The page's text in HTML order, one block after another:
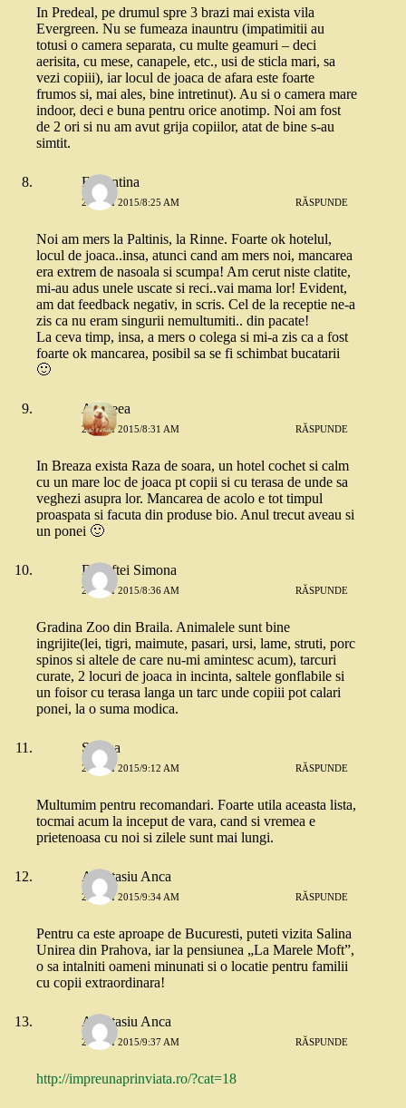
In Predeal, pe drumul spre 3 brazi mai exista vila
Evergreen. Nu se fumeaza inauntru (impatimitii au
totusi o camera separata, cu multe geamuri – deci
aerisita, cu mese, canapele, etc., usi de sticla mari, sa
vezi copiii), iar locul de joaca de afara este foarte
frumos si, mai ales, bine intretinut). Au si o camera mare
indoor, deci e buna pentru orice anotimp. Noi am fost
de 2 ori si nu am avut grija copiilor, atat de bine s-au
simtit.
Florentina
21 MAI 2015/8:25 AM RĂSPUNDE
Noi am mers la Paltinis, la Rinne. Foarte ok hotelul,
locul de joaca..insa, atunci cand am mers noi, mancarea
era extrem de nasoala si scumpa! Am cerut niste clatite,
mi-au adus unele uscate si reci..vai mama lor! Evident,
am dat feedback negativ, in scris. Cel de la receptie ne-a
zis ca nu eram singurii nemultumiti.. din pacate!
La ceva timp, insa, a mers o colega si mi-a zis ca a fost
foarte ok mancarea, posibil sa se fi schimbat bucatarii
🙂
Andreea
21 MAI 2015/8:31 AM RĂSPUNDE
In Breaza exista Raza de soara, un hotel cochet si calm
cu un mare loc de joaca pt copii si cu terasa de unde sa
veghezi asupra lor. Mancarea de acolo e tot timpul
proaspata si facuta din produse bio. Anul trecut aveau si
un ponei 🙂
Doroftei Simona
21 MAI 2015/8:36 AM RĂSPUNDE
Gradina Zoo din Braila. Animalele sunt bine
ingrijite(lei, tigri, maimute, pasari, ursi, lame, struti, porc
spinos si altele de care nu-mi amintesc acum), tarcuri
curate, 2 locuri de joaca in incinta, saltele gonflabile si
un foisor cu terasa langa un tarc unde copiii pot calari
ponei, la o suma modica.
Sabina
21 MAI 2015/9:12 AM RĂSPUNDE
Multumim pentru recomandari. Foarte utila aceasta lista,
tocmai acum la inceput de vara, cand si vremea e
prietenoasa cu noi si zilele sunt mai lungi.
Anastasiu Anca
21 MAI 2015/9:34 AM RĂSPUNDE
Pentru ca este aproape de Bucuresti, puteti vizita Salina
Unirea din Prahova, iar la pensiunea „La Marele Moft”,
o sa intalniti oameni minunati si o locatie pentru familii
cu copii extraordinara!
Anastasiu Anca
21 MAI 2015/9:37 AM RĂSPUNDE
http://impreunaprinviata.ro/?cat=18